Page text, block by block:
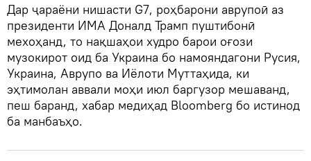
Дар ҷараёни нишасти G7, роҳбарони аврупоӣ аз
президенти ИМА Доналд Трамп пуштибонӣ
мехоҳанд, то нақшаҳои худро барои оғози
музокирот оид ба Украина бо намояндагони Русия,
Украина, Аврупо ва Иёлоти Муттаҳида, ки
эҳтимолан аввали моҳи июл баргузор мешаванд,
пеш баранд, хабар медиҳад Bloomberg бо истинод
ба манбаъҳо.